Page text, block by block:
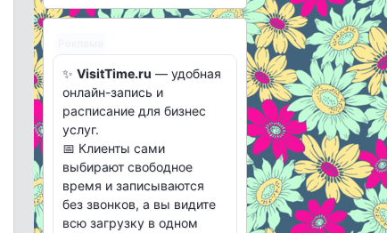
✨VisitTime.ru — удобная
онлайн-запись и
расписание для бизнес
услуг.
📅 Клиенты сами
выбирают свободное
время и записываются
без звонков, а вы видите
всю загрузку в одном